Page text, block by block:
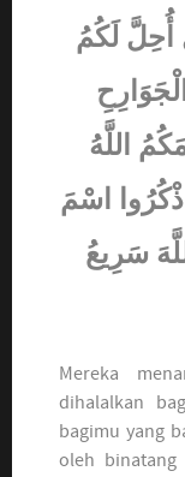
أُحِلَّ لَكُمُ
اللَّهُ
اسْمَ
سَرِيعُ
Mereka
dihalalkan
bagimu yang
oleh